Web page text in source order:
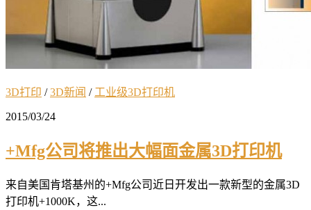
3D打印 /3D新闻 / 工业级3D打印机
2015/03/24
+Mfg公司将推出大幅面金属3D打印机
来自美国肯塔基州的+Mfg公司近日开发出一款新型的金属3D
打印机+1000K，这...